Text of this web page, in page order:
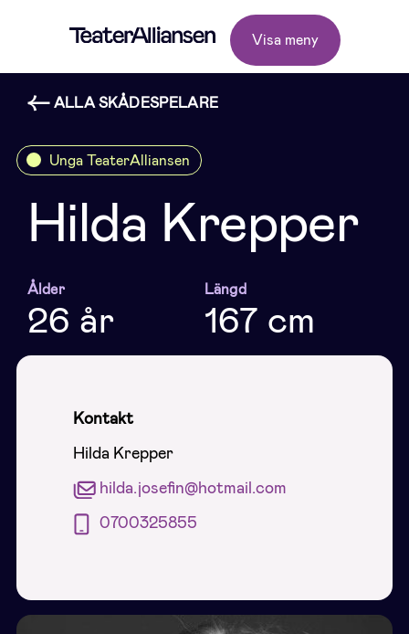
Visa meny
ALLA SKÅDESPELARE
Unga TeaterAlliansen
Hilda Krepper
Ålder
26 år
Längd
167 cm
Kontakt
Hilda Krepper
hilda.josefin@hotmail.com
0700325855